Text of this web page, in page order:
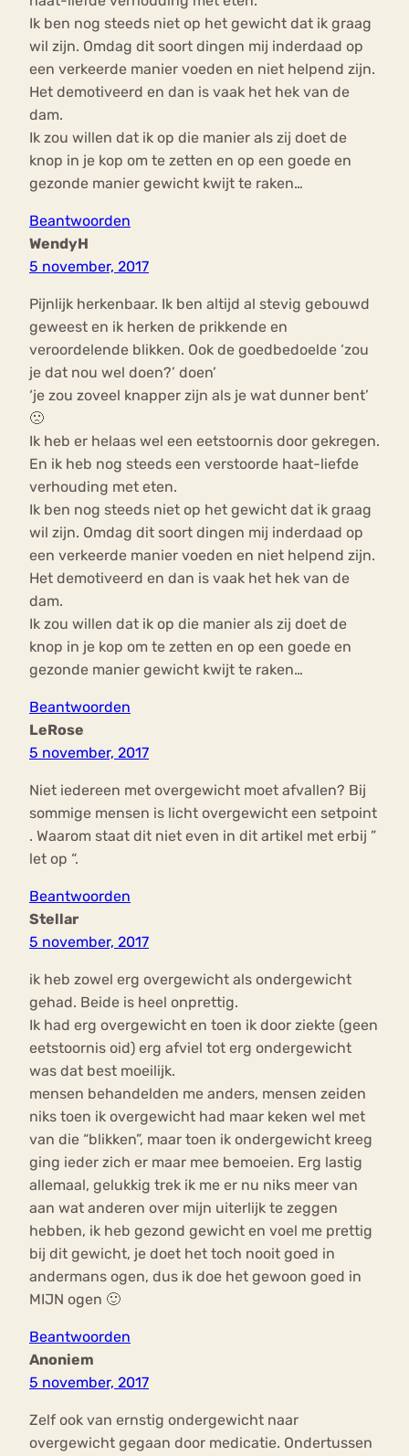
Ik ben nog steeds niet op het gewicht dat ik graag
wil zijn. Omdag dit soort dingen mij inderdaad op
een verkeerde manier voeden en niet helpend zijn.
Het demotiveerd en dan is vaak het hek van de
dam.
Ik zou willen dat ik op die manier als zij doet de
knop in je kop om te zetten en op een goede en
gezonde manier gewicht kwijt te raken…
Beantwoorden
WendyH
5 november, 2017
Pijnlijk herkenbaar. Ik ben altijd al stevig gebouwd
geweest en ik herken de prikkende en
veroordelende blikken. Ook de goedbedoelde ‘zou
je dat nou wel doen?’ doen’
‘je zou zoveel knapper zijn als je wat dunner bent’
🙁
Ik heb er helaas wel een eetstoornis door gekregen.
En ik heb nog steeds een verstoorde haat-liefde
verhouding met eten.
Ik ben nog steeds niet op het gewicht dat ik graag
wil zijn. Omdag dit soort dingen mij inderdaad op
een verkeerde manier voeden en niet helpend zijn.
Het demotiveerd en dan is vaak het hek van de
dam.
Ik zou willen dat ik op die manier als zij doet de
knop in je kop om te zetten en op een goede en
gezonde manier gewicht kwijt te raken…
Beantwoorden
LeRose
5 november, 2017
Niet iedereen met overgewicht moet afvallen? Bij
sommige mensen is licht overgewicht een setpoint
. Waarom staat dit niet even in dit artikel met erbij ”
let op “.
Beantwoorden
Stellar
5 november, 2017
ik heb zowel erg overgewicht als ondergewicht
gehad. Beide is heel onprettig.
Ik had erg overgewicht en toen ik door ziekte (geen
eetstoornis oid) erg afviel tot erg ondergewicht
was dat best moeilijk.
mensen behandelden me anders, mensen zeiden
niks toen ik overgewicht had maar keken wel met
van die “blikken”, maar toen ik ondergewicht kreeg
ging ieder zich er maar mee bemoeien. Erg lastig
allemaal, gelukkig trek ik me er nu niks meer van
aan wat anderen over mijn uiterlijk te zeggen
hebben, ik heb gezond gewicht en voel me prettig
bij dit gewicht, je doet het toch nooit goed in
andermans ogen, dus ik doe het gewoon goed in
MIJN ogen 🙂
Beantwoorden
Anoniem
5 november, 2017
Zelf ook van ernstig ondergewicht naar
overgewicht gegaan door medicatie. Ondertussen